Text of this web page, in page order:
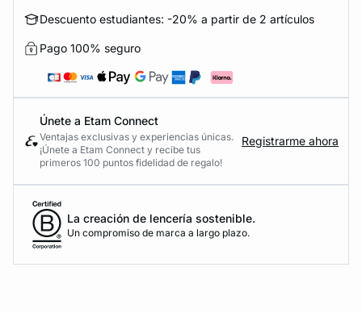
Descuento estudiantes: -20% a partir de 2 artículos
Pago 100% seguro
Únete a Etam Connect
Ventajas exclusivas y experiencias únicas.
¡Únete a Etam Connect y recibe tus
primeros 100 puntos fidelidad de regalo!
Registrarme ahora
La creación de lencería sostenible.
Un compromiso de marca a largo plazo.